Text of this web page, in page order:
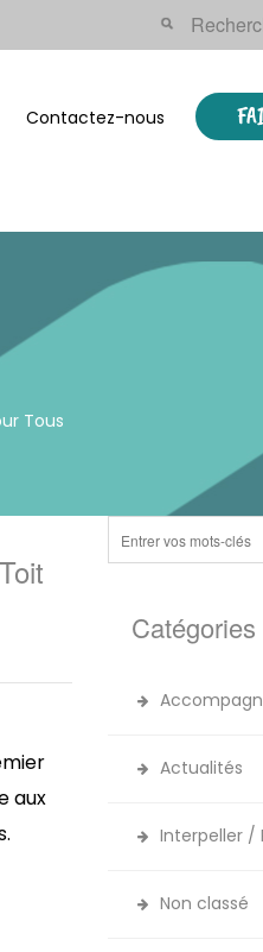
Contactez-nous
Tous
aux
Catégories
Actualités
Interpeller /
Non classé